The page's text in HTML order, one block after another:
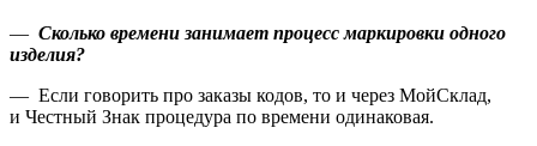
— Сколько времени занимает процесс маркировки одного
изделия?
— Если говорить про заказы кодов, то и через МойСклад,
и Честный Знак процедура по времени одинаковая.